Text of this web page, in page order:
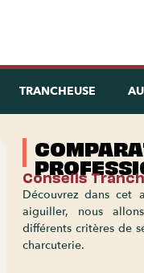
TRANCHEUSE
Conseils
Découvrez dans cet
aiguiller, nous
différents critères de
charcuterie.